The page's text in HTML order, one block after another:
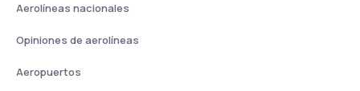
Aerolíneas nacionales
Opiniones de aerolíneas
Aeropuertos